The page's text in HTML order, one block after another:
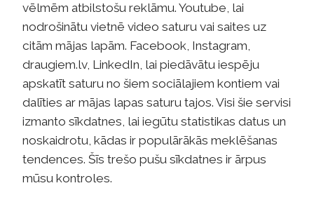
vēlmēm atbilstošu reklāmu. Youtube, lai
nodrošinātu vietnē video saturu vai saites uz
citām mājas lapām. Facebook, Instagram,
draugiem.lv, LinkedIn, lai piedāvātu iespēju
apskatīt saturu no šiem sociālajiem kontiem vai
dalīties ar mājas lapas saturu tajos. Visi šie servisi
izmanto sīkdatnes, lai iegūtu statistikas datus un
noskaidrotu, kādas ir populārākās meklēšanas
tendences. Šīs trešo pušu sīkdatnes ir ārpus
mūsu kontroles.